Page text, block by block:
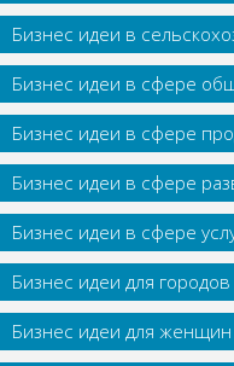
Бизнес идеи в
Бизнес идеи в сфере
Бизнес идеи в сфере
Бизнес идеи в сфере
Бизнес идеи в сфере
Бизнес идеи для
Бизнес идеи для женщин